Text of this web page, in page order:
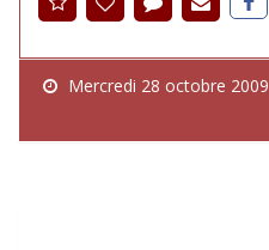
Mercredi 28 octobre 2009